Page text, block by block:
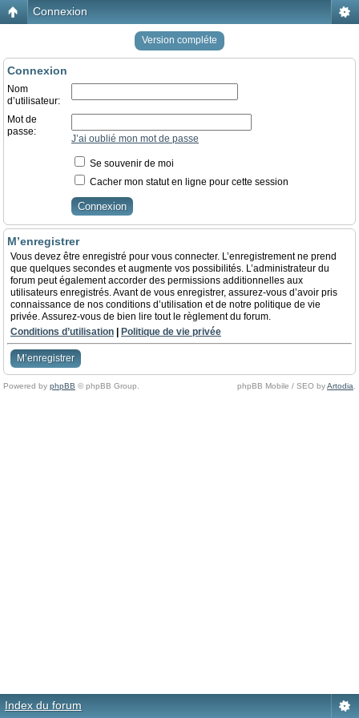
Connexion
Version compléte
Connexion
Nom
d’utilisateur:
Mot de
passe:
J’ai oublié mon mot de passe
Se souvenir de moi
Cacher mon statut en ligne pour cette session
M’enregistrer
Vous devez être enregistré pour vous connecter. L’enregistrement ne prend
que quelques secondes et augmente vos possibilités. L’administrateur du
forum peut également accorder des permissions additionnelles aux
utilisateurs enregistrés. Avant de vous enregistrer, assurez-vous d’avoir pris
connaissance de nos conditions d’utilisation et de notre politique de vie
privée. Assurez-vous de bien lire tout le règlement du forum.
Conditions d’utilisation
Politique de vie privée
M’enregistrer
Powered by phpBB © phpBB Group. phpBB Mobile / SEO byArtodia
Index du forum